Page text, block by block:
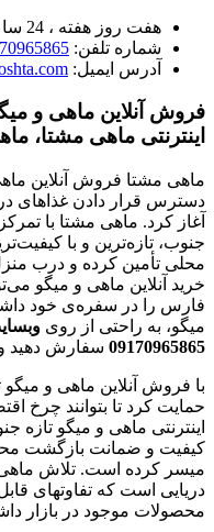
هفت روز هفته ، 24 ساعت شبانه‌روز پاسخگوی شما هستیم.
شماره تلفن:
آدرس ایمیل:
فروش آنلاین ماهی و
اینترنتی ماهی مشتا،
ماهی مشتا فروش آنلاین
دسترس قرار دادن غذاهای
آغاز کرد. ماهی مشتا با
جنوب، تازه‌ترین و با
محلی تأمین کرده و درب
خرید آنلاین ماهی و میگو
فارس را در سفره‌ی خود
میگو، به راحتی از روی
09170965865 سفارش دهید
با فروش آنلاین ماهی و
حمایت کرد تا بتوانند چرخ
اینترنتی ماهی و میگو
کیفیت و ضمانت بازگشت
میسر کرده است. تلاش ماهی
دریایی است که تفاوتهای
محصولات موجود در بازار